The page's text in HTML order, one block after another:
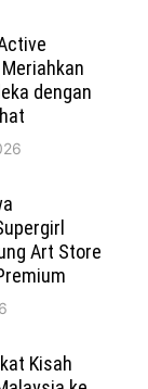
dengan
Art Store
Kisah